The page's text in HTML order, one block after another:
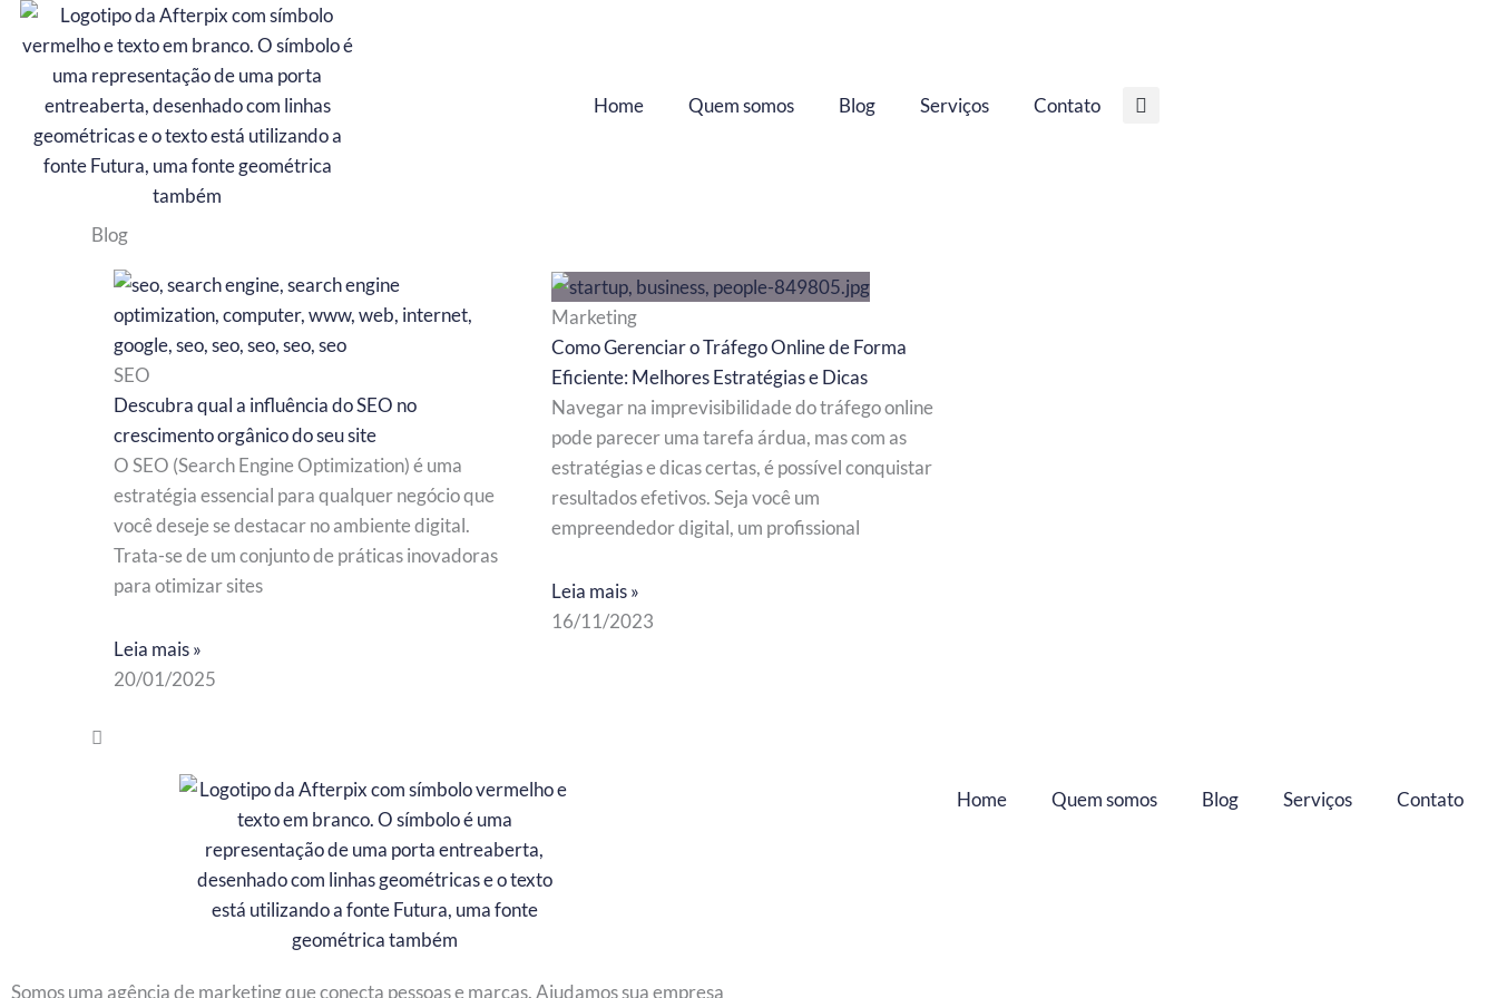
para
conteúdo
Home Quem somos Blog Serviços Contato
Blog
SEO
Descubra qual a influência do SEO no
crescimento orgânico do seu site
O SEO (Search Engine Optimization) é uma
estratégia essencial para qualquer negócio que
você deseje se destacar no ambiente digital.
Trata-se de um conjunto de práticas inovadoras
para otimizar sites
Leia mais »
20/01/2025
Marketing
Como Gerenciar o Tráfego Online de Forma
Eficiente: Melhores Estratégias e Dicas
Navegar na imprevisibilidade do tráfego online
pode parecer uma tarefa árdua, mas com as
estratégias e dicas certas, é possível conquistar
resultados efetivos. Seja você um
empreendedor digital, um profissional
Leia mais »
16/11/2023
Somos uma agência de marketing que conecta pessoas e marcas. Ajudamos sua empresa
Home Quem somos Blog Serviços Contato